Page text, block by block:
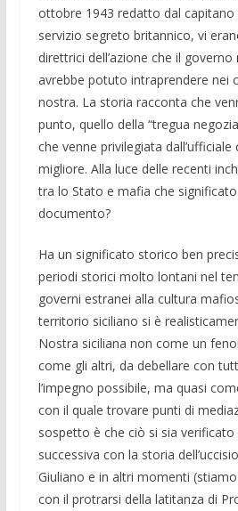
ottobre 1943 redatto dal capitano
servizio segreto britannico, vi
direttrici dell’azione che il
avrebbe potuto intraprendere nei
nostra. La storia racconta che
punto, quello della “tregua
che venne privilegiata
migliore. Alla luce delle recenti
tra lo Stato e mafia che
documento?
Ha un significato storico ben
periodi storici molto lontani nel
governi estranei alla cultura
territorio siciliano si è
Nostra siciliana non come un
come gli altri, da debellare con
l’impegno possibile, ma quasi
con il quale trovare punti di
sospetto è che ciò si sia verificato
successiva con la storia
Giuliano e in altri momenti
con il protrarsi della latitanza di